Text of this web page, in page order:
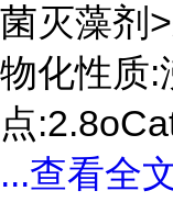
菌灭藻剂
物化性质:
点
...查看全